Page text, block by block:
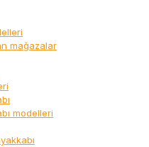
mağazalar
modelleri